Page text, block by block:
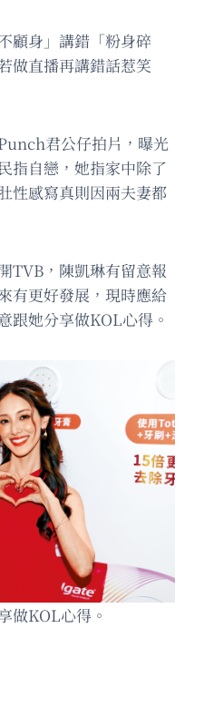
顧身」講錯「粉身碎
做直播再講錯話惹笑
君公仔拍片，曝光
指自戀，她指家中除了
性感寫真則因兩夫妻都
TVB，陳凱琳有留意報
有更好發展，現時應給
跟她分享做KOL心得。
做KOL心得。